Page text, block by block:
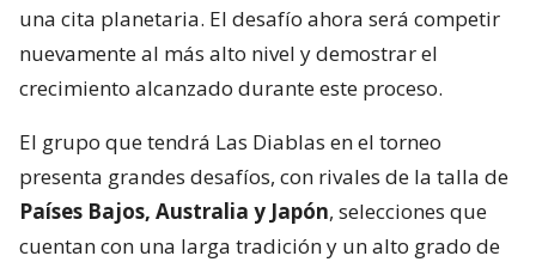
una cita planetaria. El desafío ahora será competir
nuevamente al más alto nivel y demostrar el
crecimiento alcanzado durante este proceso.
El grupo que tendrá Las Diablas en el torneo
presenta grandes desafíos, con rivales de la talla de
Países Bajos, Australia y Japón, selecciones que
cuentan con una larga tradición y un alto grado de